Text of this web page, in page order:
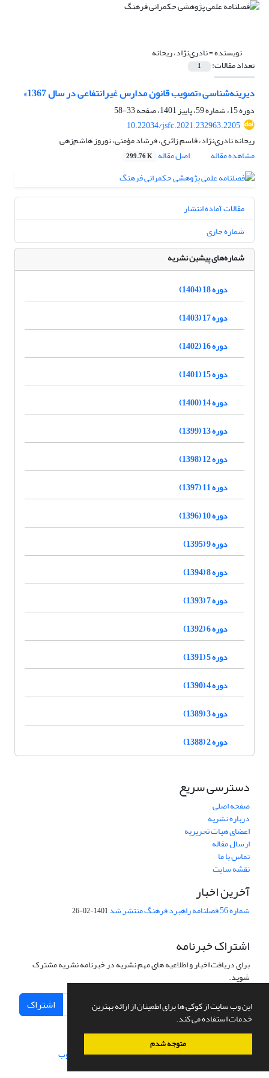
این وب سایت از کوکی ها برای اطمینان از ارائه بهترین
خدمات استفاده می کند.
متوجه شدم
نویسنده =نادری‌نژاد، ریحانه
تعداد مقالات: 1
دیرینه‌‌شناسی «تصویب قانون مدارس غیرانتفاعی در سال 1367»
دوره 15، شماره 59، پاییز 1401، صفحه
33-58
10.22034/jsfc.2021.232963.2205
ریحانه نادری‌نژاد، قاسم زائری، فرشاد مؤمنی، نوروز هاشم‌زهی
مشاهده مقاله
اصل مقاله 299.76 K
مقالات آماده انتشار
شماره جاری
شماره‌های پیشین نشریه
دوره 18 (1404)
دوره 17 (1403)
دوره 16 (1402)
دوره 15 (1401)
دوره 14 (1400)
دوره 13 (1399)
دوره 12 (1398)
دوره 11 (1397)
دوره 10 (1396)
دوره 9 (1395)
دوره 8 (1394)
دوره 7 (1393)
دوره 6 (1392)
دوره 5 (1391)
دوره 4 (1390)
دوره 3 (1389)
دوره 2 (1388)
دسترسی سریع
صفحه اصلی
درباره نشریه
اعضای هیات تحریریه
ارسال مقاله
تماس با ما
نقشه سایت
آخرین اخبار
شماره 56 فصلنامه راهبرد فرهنگ منتشر شد 1401-02-26
اشتراک خبرنامه
برای دریافت اخبار و اطلاعیه های مهم نشریه در خبرنامه نشریه مشترک
شوید.
اشتراک
سامانه مدیریت نشریات علمی.طراحی و پیاده سازی از سیناوب